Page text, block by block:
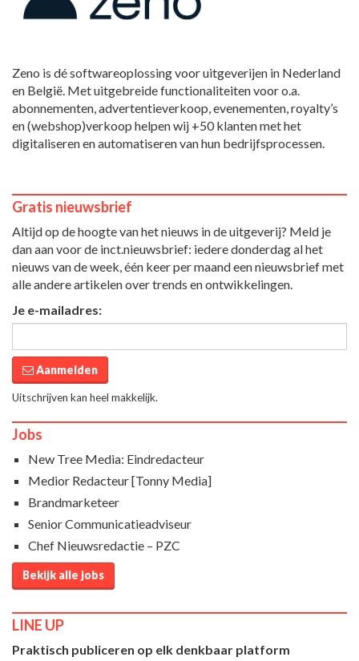
Zeno is dé softwareoplossing voor uitgeverijen in Nederland
en België. Met uitgebreide functionaliteiten voor o.a.
abonnementen, advertentieverkoop, evenementen, royalty’s
en (webshop)verkoop helpen wij +50 klanten met het
digitaliseren en automatiseren van hun bedrijfsprocessen.
Gratis nieuwsbrief
Altijd op de hoogte van het nieuws in de uitgeverij? Meld je
dan aan voor de inct.nieuwsbrief: iedere donderdag al het
nieuws van de week, één keer per maand een nieuwsbrief met
alle andere artikelen over trends en ontwikkelingen.
Je e-mailadres:
Aanmelden
Uitschrijven kan heel makkelijk.
Jobs
New Tree Media: Eindredacteur
Medior Redacteur [Tonny Media]
Brandmarketeer
Senior Communicatieadviseur
Chef Nieuwsredactie – PZC
Bekijk alle jobs
LINE UP
Praktisch publiceren op elk denkbaar platform